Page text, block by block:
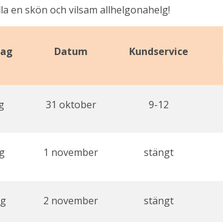
en skön och vilsam allhelgonahelg!
Datum Kundservice
31 oktober 9-12
1 november stängt
2 november stängt